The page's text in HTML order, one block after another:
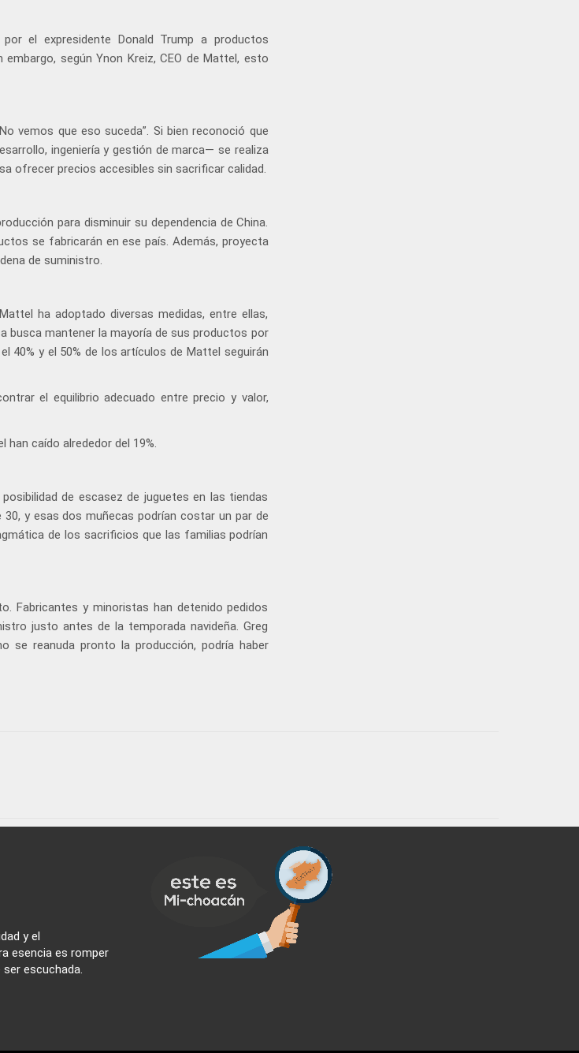
el expresidente Donald Trump a productos
según Ynon Kreiz, CEO de Mattel, esto
vemos que eso suceda”. Si bien reconoció que
ingeniería y gestión de marca— se realiza
ofrecer precios accesibles sin sacrificar calidad.
para disminuir su dependencia de China.
se fabricarán en ese país. Además, proyecta
de suministro.
ha adoptado diversas medidas, entre ellas,
busca mantener la mayoría de sus productos por
40% y el 50% de los artículos de Mattel seguirán
el equilibrio adecuado entre precio y valor,
han caído alrededor del 19%.
de escasez de juguetes en las tiendas
y esas dos muñecas podrían costar un par de
de los sacrificios que las familias podrían
Fabricantes y minoristas han detenido pedidos
justo antes de la temporada navideña. Greg
se reanuda pronto la producción, podría haber
y el
esencia es romper
escuchada.